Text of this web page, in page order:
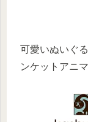
可愛いぬいぐ
ンケットアニマ